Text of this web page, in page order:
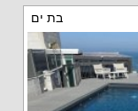
בת ים